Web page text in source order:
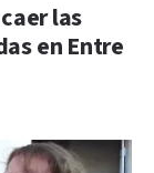
las
en Entre